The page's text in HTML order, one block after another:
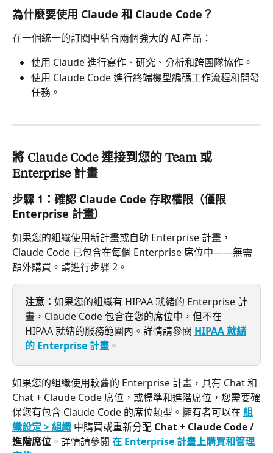
為什麼要使用 Claude 和 Claude Code？
在一個統一的訂閱中結合兩個強大的 AI 產品：
使用 Claude 進行寫作、研究、分析和跨團隊協作。
使用 Claude Code 進行終端機型編碼工作流程和開發
任務。
將 Claude Code 連接到您的 Team 或
Enterprise 計畫
步驟 1：確認 Claude Code 存取權限（僅限
Enterprise 計畫）
如果您的組織使用新計畫或自助 Enterprise 計畫，
Claude Code 已包含在每個 Enterprise 席位中——無需
額外購買。請進行步驟 2。
注意： 如果您的組織有 HIPAA 就緒的 Enterprise 計
畫，Claude Code 包含在您的席位中，但不在
HIPAA 就緒的服務範圍內。詳情請參閱 HIPAA 就緒
的 Enterprise 計畫 。
如果您的組織使用較舊的 Enterprise 計畫，具有 Chat 和
Chat + Claude Code 席位，或標準和進階席位，您需要確
保您有包含 Claude Code 的席位類型。擁有者可以在 組
織設定 > 組織 中購買或重新分配 Chat + Claude Code /
進階席位 。詳情請參閱 在 Enterprise 計畫上購買和管理